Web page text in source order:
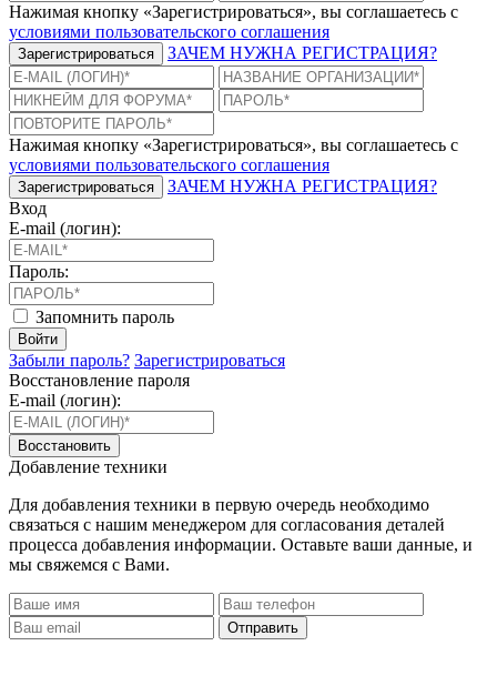
Нажимая кнопку «Зарегистрироваться», вы соглашаетесь с
условиями пользовательского соглашения
Зарегистрироваться ЗАЧЕМ НУЖНА РЕГИСТРАЦИЯ?
Нажимая кнопку «Зарегистрироваться», вы соглашаетесь с
условиями пользовательского соглашения
Зарегистрироваться
ЗАЧЕМ НУЖНА РЕГИСТРАЦИЯ?
Вход
E-mail (логин):
Пароль:
Запомнить пароль
Войти
Забыли пароль? Зарегистрироваться
Восстановление пароля
E-mail (логин):
Восстановить
Добавление техники
Для добавления техники в первую очередь необходимо
связаться с нашим менеджером для согласования деталей
процесса добавления информации. Оставьте ваши данные, и
мы свяжемся с Вами.